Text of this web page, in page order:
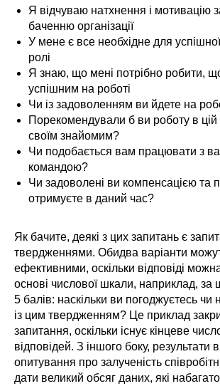
Я відчуваю натхнення і мотивацію
баченню організації
У мене є все необхідне для
ролі
Я знаю, що мені потрібно робити,
успішним на роботі
Чи із задоволенням ви йдете на
Порекомендували б ви роботу в цій
своїм знайомим?
Чи подобається вам працювати з
командою?
Чи задоволені ви компенсацією та
отримуєте в даний час?
Як бачите, деякі з цих запитань є
твердженнями. Обидва варіанти
ефективними, оскільки відповіді
основі числової шкали, наприклад, за
5 балів: наскільки ви погоджуєтесь чи
із цим твердженням? Це приклад
запитання, оскільки існує кінцеве
відповідей. З іншого боку, результати
опитування про залученість
дати великий обсяг даних, які